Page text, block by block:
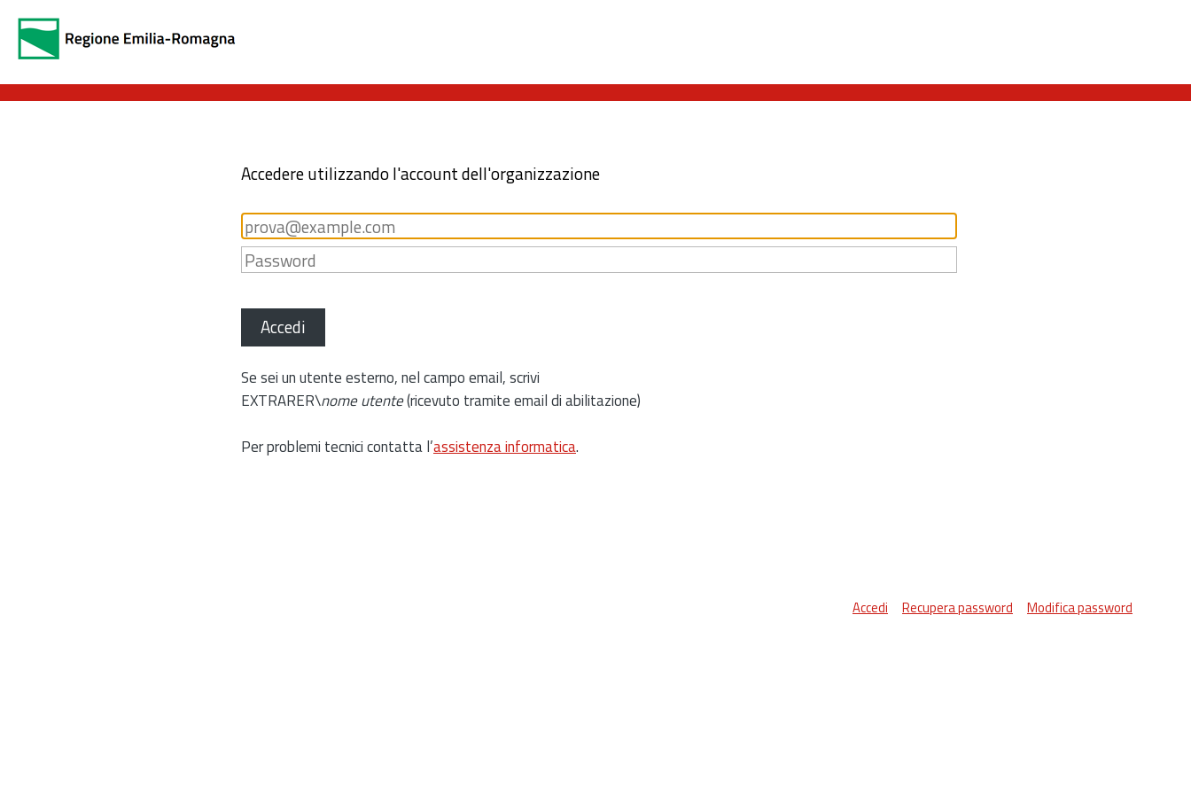
Accedere utilizzando l'account dell'organizzazione
Accedi
Se sei un utente esterno, nel campo email, scrivi
EXTRARER\nome utente(ricevuto tramite email di abilitazione)
Per problemi tecnici contatta l’assistenza informatica.
Accedi Recupera password Modifica password